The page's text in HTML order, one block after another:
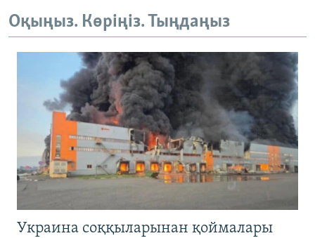
Оқыңыз. Көріңіз. Тыңдаңыз
Украина соққыларынан қоймалары